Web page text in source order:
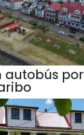
autobús por